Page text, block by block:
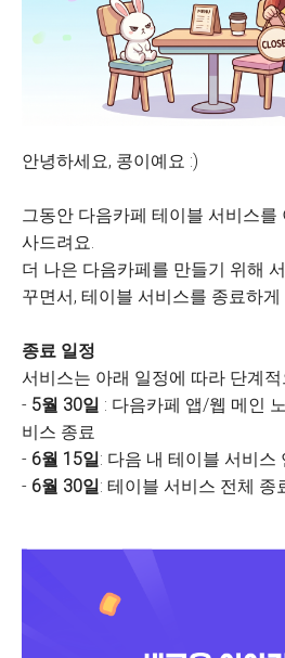
안녕하세요, 콩이예요 :)
그동안 다음카페 테이블 서비스를
사드려요.
더 나은 다음카페를 만들기 위해
꾸면서, 테이블 서비스를 종료하게
종료 일정
서비스는 아래 일정에 따라 단계
- 5월 30일 : 다음카페 앱/웹 메인
비스 종료
- 6월 15일: 다음 내 테이블 서비스
- 6월 30일: 테이블 서비스 전체 종